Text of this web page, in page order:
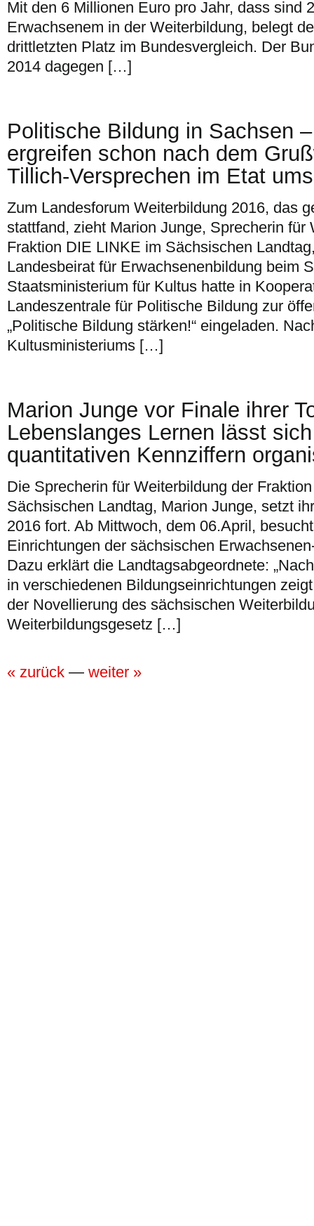
Mit den 6 Millionen Euro pro Jahr, dass sind
Erwachsenem in der Weiterbildung, belegt
drittletzten Platz im Bundesvergleich. Der
2014 dagegen […]
Politische Bildung in Sachsen
ergreifen schon nach dem
Tillich-Versprechen im Etat
Zum Landesforum Weiterbildung 2016, das
stattfand, zieht Marion Junge, Sprecherin für
Fraktion DIE LINKE im Sächsischen
Landesbeirat für Erwachsenenbildung beim
Staatsministerium für Kultus hatte in
Landeszentrale für Politische Bildung zur
„Politische Bildung stärken!“ eingeladen.
Kultusministeriums […]
Marion Junge vor Finale ihrer
Lebenslanges Lernen lässt
quantitativen Kennziffern
Die Sprecherin für Weiterbildung der
Sächsischen Landtag, Marion Junge, setzt
2016 fort. Ab Mittwoch, dem 06.April,
Einrichtungen der sächsischen
Dazu erklärt die Landtagsabgeordnete:
in verschiedenen Bildungseinrichtungen
der Novellierung des sächsischen
Weiterbildungsgesetz […]
« zurück — weiter »